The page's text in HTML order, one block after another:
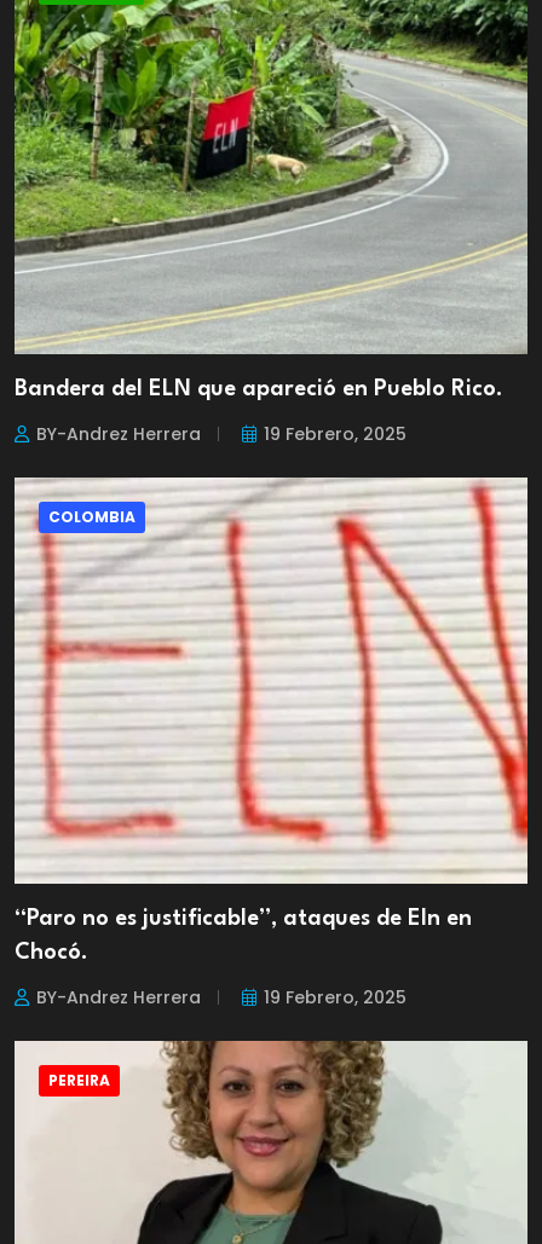
Bandera del ELN que apareció en Pueblo Rico.
BY-Andrez Herrera 19 Febrero, 2025
COLOMBIA
“Paro no es justificable”, ataques de Eln en
Chocó.
BY-Andrez Herrera 19 Febrero, 2025
PEREIRA